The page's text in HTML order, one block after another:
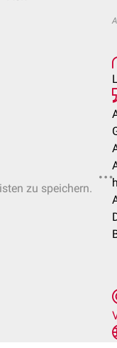
zu speichern.
A